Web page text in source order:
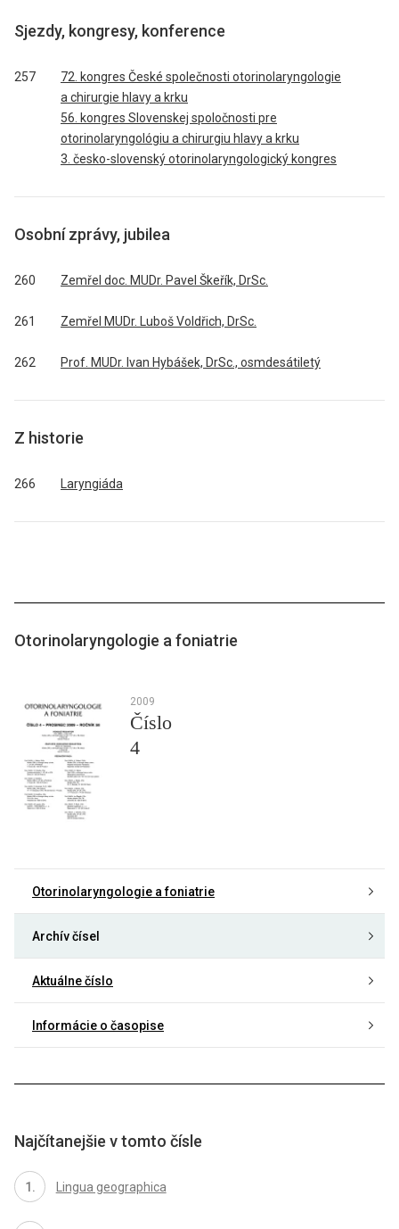
Sjezdy, kongresy, konference
257
72. kongres České společnosti otorinolaryngologie
a chirurgie hlavy a krku
56. kongres Slovenskej spoločnosti pre
otorinolaryngológiu a chirurgiu hlavy a krku
3. česko-slovenský otorinolaryngologický kongres
Osobní zprávy, jubilea
260 Zemřel doc. MUDr. Pavel Škeřík, DrSc.
261 Zemřel MUDr. Luboš Voldřich, DrSc.
262 Prof. MUDr. Ivan Hybášek, DrSc., osmdesátiletý
Z historie
266 Laryngiáda
Otorinolaryngologie a foniatrie
2009
Číslo
4
Otorinolaryngologie a foniatrie
Archív čísel
Aktuálne číslo
Informácie o časopise
Najčítanejšie v tomto čísle
Lingua geographica